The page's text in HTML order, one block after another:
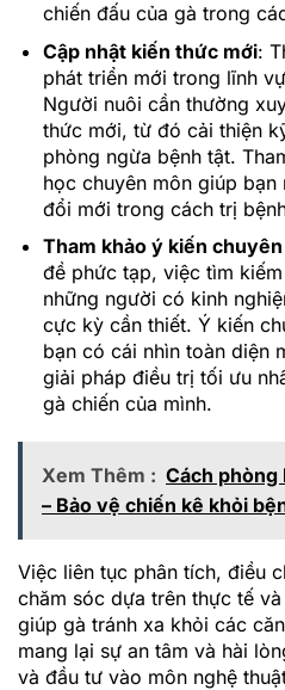
chiến đấu của gà trong
Cập nhật kiến thức mới:
phát triển mới trong lĩnh
Người nuôi cần thường
thức mới, từ đó cải thiện
phòng ngừa bệnh tật.
học chuyên môn giúp
đổi mới trong cách trị
Tham khảo ý kiến
đề phức tạp, việc tìm
những người có kinh
cực kỳ cần thiết. Ý kiến
bạn có cái nhìn toàn diện
giải pháp điều trị tối ưu
gà chiến của mình.
Xem Thêm : Cách phòng
– Bảo vệ chiến kê khỏi
Việc liên tục phân tích, điều
chăm sóc dựa trên thực tế
giúp gà tránh xa khỏi các
mang lại sự an tâm và hài
và đầu tư vào môn nghệ